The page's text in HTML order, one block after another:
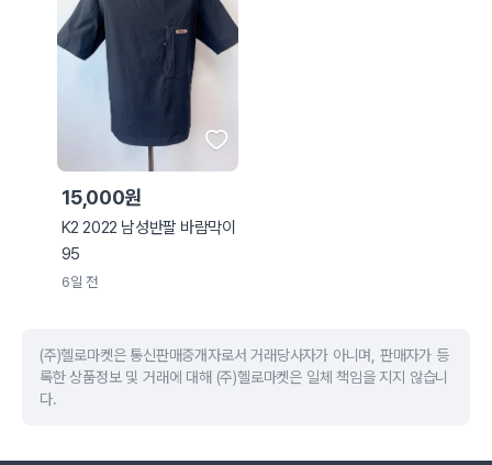
15,000원
K2 2022 남성반팔 바람막이
95
6일 전
(주)헬로마켓은 통신판매중개자로서 거래당사자가 아니며, 판매자가 등
록한 상품정보 및 거래에 대해 (주)헬로마켓은 일체 책임을 지지 않습니
다.